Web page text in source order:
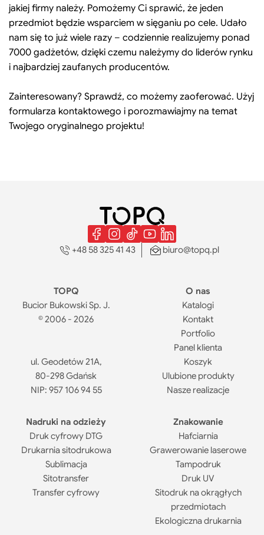
jakiej firmy należy. Pomożemy Ci sprawić, że jeden
przedmiot będzie wsparciem w sięganiu po cele. Udało
nam się to już wiele razy – codziennie realizujemy ponad
7000 gadżetów, dzięki czemu należymy do liderów rynku
i najbardziej zaufanych producentów.
Zainteresowany? Sprawdź, co możemy zaoferować. Użyj
formularza kontaktowego i porozmawiajmy na temat
Twojego oryginalnego projektu!
+48 58 325 41 43 biuro@topq.pl
TOPQ
Bucior Bukowski Sp. J.
© 2006 - 2026
ul. Geodetów 21A,
80-298 Gdańsk
NIP: 957 106 94 55
O nas
Katalogi
Kontakt
Portfolio
Panel klienta
Koszyk
Ulubione produkty
Nasze realizacje
Nadruki na odzieży
Druk cyfrowy DTG
Drukarnia sitodrukowa
Sublimacja
Sitotransfer
Transfer cyfrowy
Znakowanie
Hafciarnia
Grawerowanie laserowe
Tampodruk
Druk UV
Sitodruk na okrągłych
przedmiotach
Ekologiczna drukarnia